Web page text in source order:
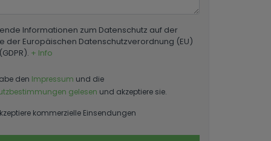
Informationen zum Datenschutz auf der
der Europäischen Datenschutzverordnung (EU)
+ Info
den Impressum und die
gelesen und akzeptiere sie.
kommerzielle Einsendungen